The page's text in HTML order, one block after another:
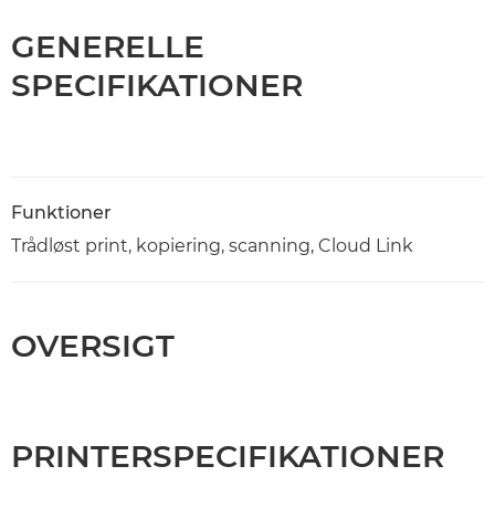
GENERELLE
SPECIFIKATIONER
Funktioner
Trådløst print, kopiering, scanning, Cloud Link
OVERSIGT
PRINTERSPECIFIKATIONER